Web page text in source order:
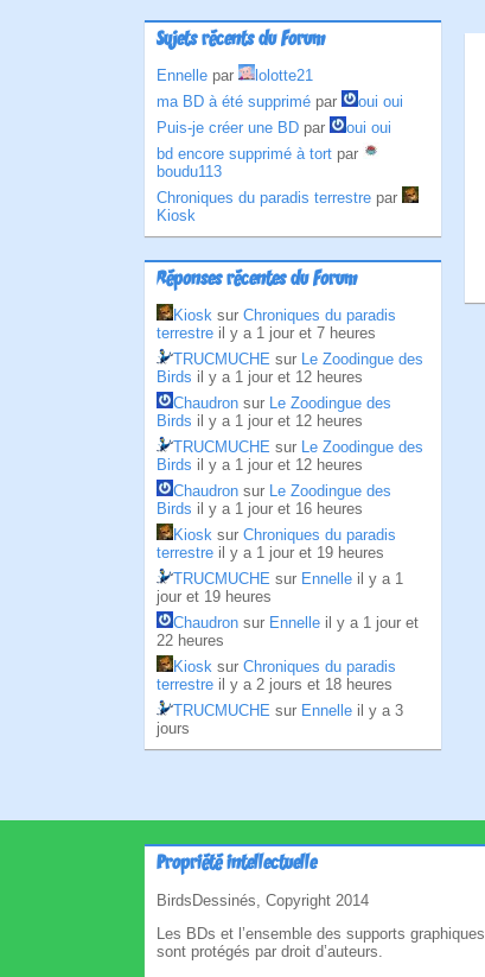
Sujets récents du Forum
Ennelle par
lolotte21
ma BD à été supprimé par
oui oui
Puis-je créer une BD par
oui oui
bd encore supprimé à tort par
boudu113
Chroniques du paradis terrestre par
Kiosk
Réponses récentes du Forum
Kiosk sur Chroniques du paradis
terrestre il y a 1 jour et 7 heures
TRUCMUCHE sur Le Zoodingue des
Birds il y a 1 jour et 12 heures
Chaudron sur Le Zoodingue des
Birds il y a 1 jour et 12 heures
TRUCMUCHE sur Le Zoodingue des
Birds il y a 1 jour et 12 heures
Chaudron sur Le Zoodingue des
Birds il y a 1 jour et 16 heures
Kiosk sur Chroniques du paradis
terrestre il y a 1 jour et 19 heures
TRUCMUCHE sur Ennelle il y a 1
jour et 19 heures
Chaudron sur Ennelle il y a 1 jour et
22 heures
Kiosk sur Chroniques du paradis
terrestre il y a 2 jours et 18 heures
TRUCMUCHE sur Ennelle il y a 3
jours
Propriété intellectuelle
BirdsDessinés, Copyright 2014
Les BDs et l’ensemble des supports graphiques
sont protégés par droit d’auteurs.